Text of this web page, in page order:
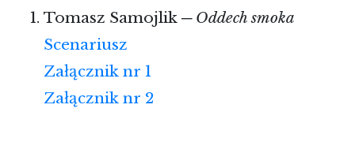
Tomasz Samojlik ─ Oddech smoka
Scenariusz
Załącznik nr 1
Załącznik nr 2